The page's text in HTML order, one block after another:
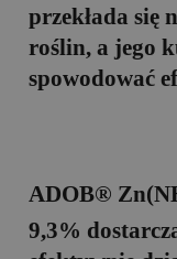
przekłada się
roślin, a jego
spowodować
ADOB®
9,3%